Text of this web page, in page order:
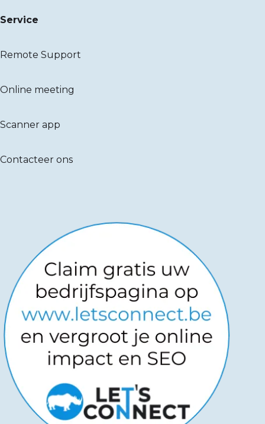
Service
Remote Support
Online meeting
Scanner app
Contacteer ons